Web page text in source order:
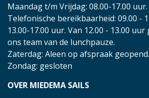
Maandag t/m Vrijdag: 08.00-17.00 uur.
Telefonische bereikbaarheid: 09.00 -
13.00-17.00 uur. Van 12.00 - 13.00
ons team van de lunchpauze.
Zaterdag: Aleen op afspraak geopend.
Zondag: gesloten
OVER MIEDEMA SAILS